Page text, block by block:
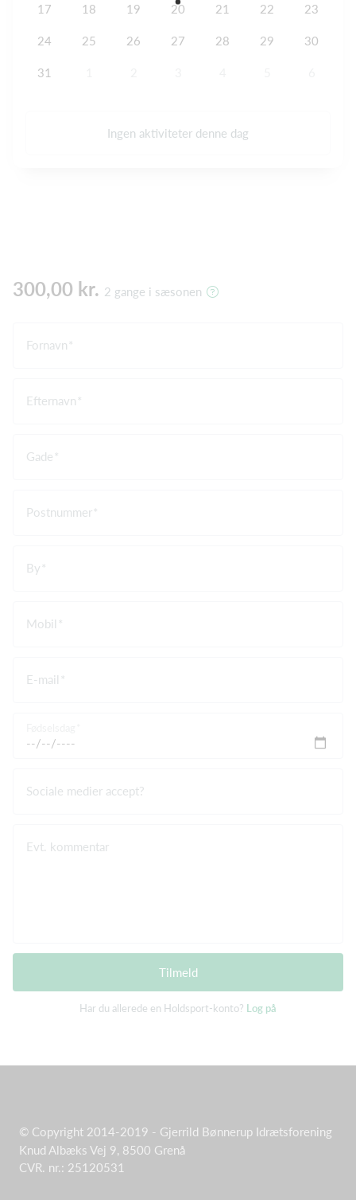
17 18 19 20 21 22 23
24 25 26 27 28 29 30
31
Ingen aktiviteter denne dag
300,00 kr. 2 gange i sæsonen
Fornavn
Efternavn
Gade
Postnummer
By
Mobil
E-mail
Sociale medier accept?
Evt. kommentar
Tilmeld
Har du allerede en Holdsport-konto? Log på
© Copyright 2014-2019 - Gjerrild Bønnerup Idrætsforening
Knud Albæks Vej 9, 8500 Grenå
CVR. nr.: 25120531